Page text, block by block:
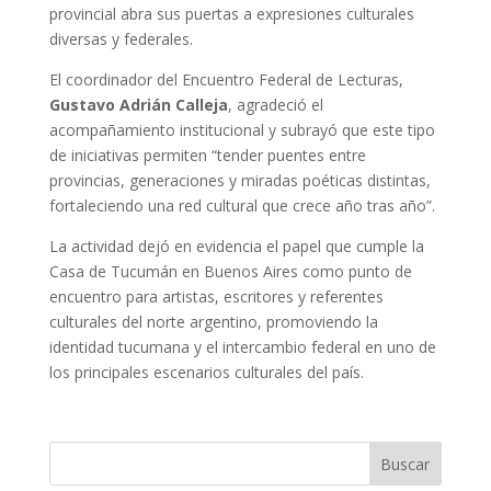
provincial abra sus puertas a expresiones culturales
diversas y federales.
El coordinador del Encuentro Federal de Lecturas,
Gustavo Adrián Calleja, agradeció el
acompañamiento institucional y subrayó que este tipo
de iniciativas permiten “tender puentes entre
provincias, generaciones y miradas poéticas distintas,
fortaleciendo una red cultural que crece año tras año”.
La actividad dejó en evidencia el papel que cumple la
Casa de Tucumán en Buenos Aires como punto de
encuentro para artistas, escritores y referentes
culturales del norte argentino, promoviendo la
identidad tucumana y el intercambio federal en uno de
los principales escenarios culturales del país.
Buscar